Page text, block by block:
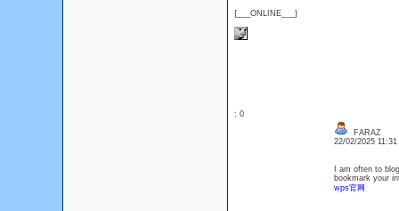
{___ONLINE___}
: 0
FARAZ
22/02/2025
I am often to
bookmark your
wps官网